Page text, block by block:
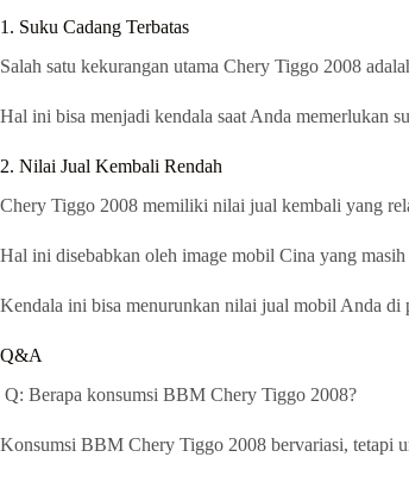
1. Suku Cadang Terbatas
Salah satu kekurangan utama Chery Tiggo 2008
Hal ini bisa menjadi kendala saat Anda memerlukan
2. Nilai Jual Kembali Rendah
Chery Tiggo 2008 memiliki nilai jual kembali yang
Hal ini disebabkan oleh image mobil Cina yang
Kendala ini bisa menurunkan nilai jual mobil Anda di
Q&A
Q: Berapa konsumsi BBM Chery Tiggo 2008?
Konsumsi BBM Chery Tiggo 2008 bervariasi, tetapi